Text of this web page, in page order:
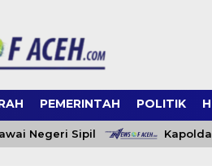
PEMERINTAH POLITIK
Negeri Sipil